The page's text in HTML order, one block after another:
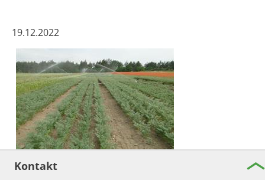
19.12.2022
Ist ein wirtschaftlicher Anbau von Kichererbsen und
Kontakt